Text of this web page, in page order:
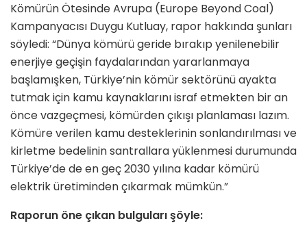
Kömürün Ötesinde Avrupa (Europe Beyond Coal)
Kampanyacısı Duygu Kutluay, rapor hakkında şunları
söyledi: “Dünya kömürü geride bırakıp yenilenebilir
enerjiye geçişin faydalarından yararlanmaya
başlamışken, Türkiye’nin kömür sektörünü ayakta
tutmak için kamu kaynaklarını israf etmekten bir an
önce vazgeçmesi, kömürden çıkışı planlaması lazım.
Kömüre verilen kamu desteklerinin sonlandırılması ve
kirletme bedelinin santrallara yüklenmesi durumunda
Türkiye’de de en geç 2030 yılına kadar kömürü
elektrik üretiminden çıkarmak mümkün.”
Raporun öne çıkan bulguları şöyle: